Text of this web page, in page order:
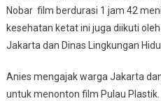
Nobar film berdurasi 1 jam 42
kesehatan ketat ini juga diikuti
Jakarta dan Dinas Lingkungan
Anies mengajak warga Jakarta
untuk menonton film Pulau